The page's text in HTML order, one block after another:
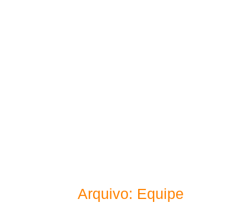
Arquivo: Equipe